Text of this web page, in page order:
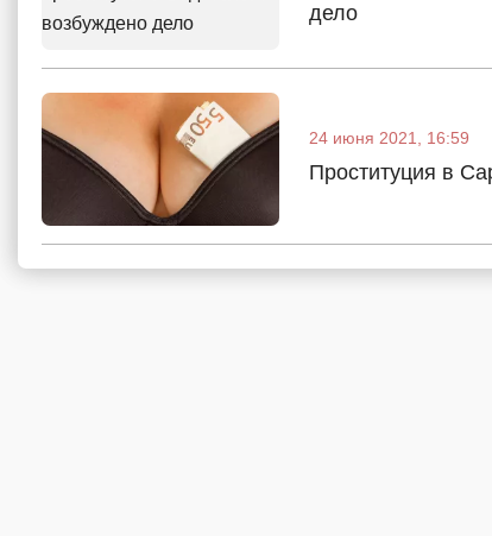
дело
24 июня 2021, 16:59
Проституция в